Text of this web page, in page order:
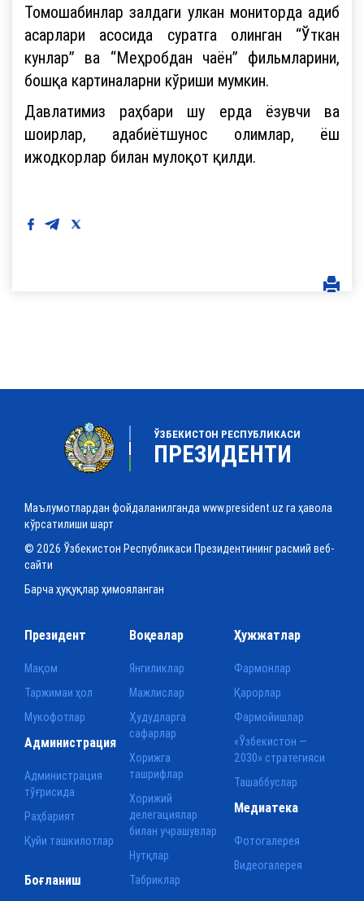
Томошабинлар залдаги улкан мониторда адиб
асарлари асосида суратга олинган “Ўткан
кунлар” ва “Меҳробдан чаён” фильмларини,
бошқа картиналарни кўриши мумкин.
Давлатимиз раҳбари шу ерда ёзувчи ва
шоирлар, адабиётшунос олимлар, ёш
ижодкорлар билан мулоқот қилди.
ЎЗБЕКИСТОН РЕСПУБЛИКАСИ
ПРЕЗИДЕНТИ
Маълумотлардан фойдаланилганда www.president.uz га ҳавола
кўрсатилиши шарт
© 2026 Ўзбекистон Республикаси Президентининг расмий веб-
сайти
Барча ҳуқуқлар ҳимояланган
Президент
Мақом
Таржимаи ҳол
Мукофотлар
Воқеалар
Янгиликлар
Мажлислар
Ҳудудларга
сафарлар
Хорижга
ташрифлар
Хорижий
делегациялар
билан учрашувлар
Нутқлар
Табриклар
Ҳужжатлар
Фармонлар
Қарорлар
Фармойишлар
«Ўзбекистон —
2030» стратегияси
Ташаббуслар
Администрация
Администрация
тўғрисида
Раҳбарият
Қуйи ташкилотлар
Медиатека
Фотогалерея
Видеогалерея
Боғланиш